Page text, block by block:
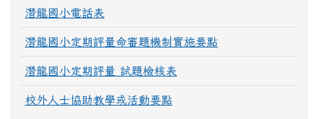
潛龍國小電話表
潛龍國小定期評量命審題機制實施要點
潛龍國小定期評量 試題檢核表
校外人士協助教學或活動要點